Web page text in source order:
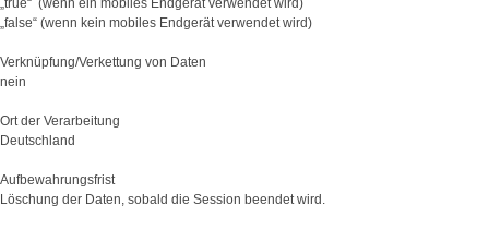
„false“ (wenn kein mobiles Endgerät verwendet wird)
Verknüpfung/Verkettung von Daten
nein
Ort der Verarbeitung
Deutschland
Aufbewahrungsfrist
Löschung der Daten, sobald die Session beendet wird.